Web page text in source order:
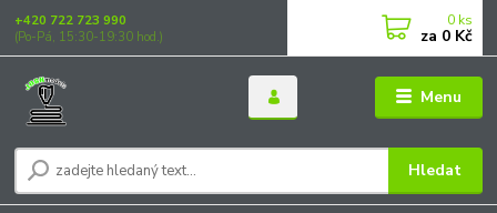
Menu
Hledat
+420 722 723 990
(Po-Pá, 15:30-19:30 hod.)
0 ks
za 0 Kč